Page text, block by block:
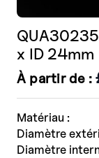
Matériau :
Diamètre
Diamètre
x ID 24mm
À partir de :